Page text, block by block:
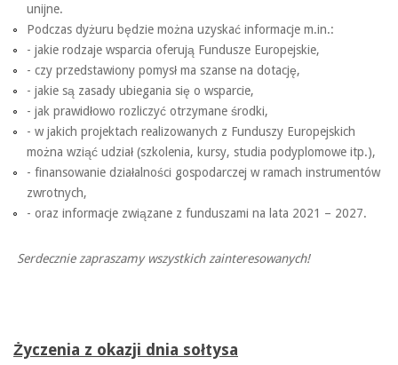
unijne.
Podczas dyżuru będzie można uzyskać informacje m.in.:
- jakie rodzaje wsparcia oferują Fundusze Europejskie,
- czy przedstawiony pomysł ma szanse na dotację,
- jakie są zasady ubiegania się o wsparcie,
- jak prawidłowo rozliczyć otrzymane środki,
- w jakich projektach realizowanych z Funduszy Europejskich
można wziąć udział (szkolenia, kursy, studia podyplomowe itp.),
- finansowanie działalności gospodarczej w ramach instrumentów
zwrotnych,
- oraz informacje związane z funduszami na lata 2021 – 2027.
Serdecznie zapraszamy wszystkich zainteresowanych!
Życzenia z okazji dnia sołtysa